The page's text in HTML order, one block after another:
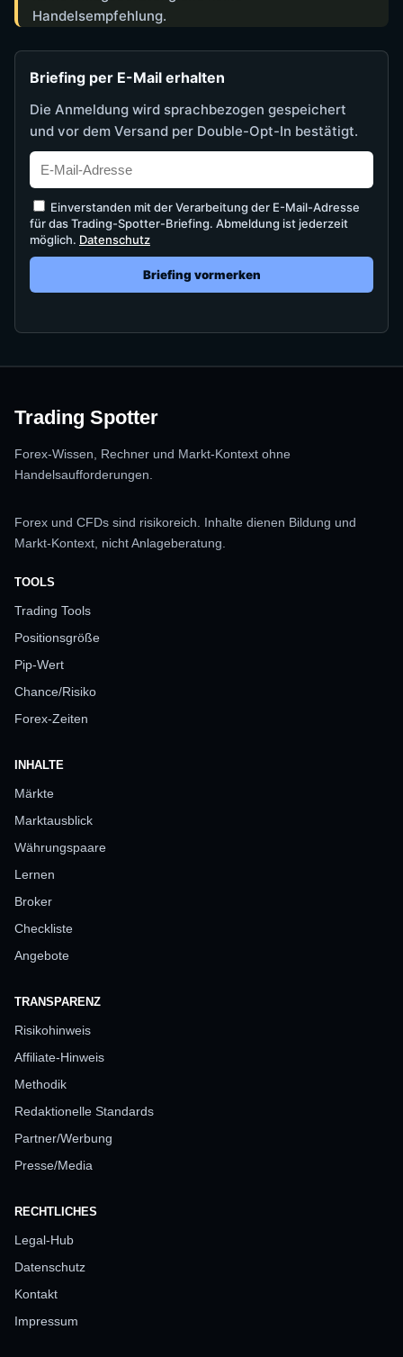
Handelsempfehlung.
Briefing per E-Mail erhalten
Die Anmeldung wird sprachbezogen gespeichert
und vor dem Versand per Double-Opt-In bestätigt.
Einverstanden mit der Verarbeitung der E-Mail-Adresse
für das Trading-Spotter-Briefing. Abmeldung ist jederzeit
möglich. Datenschutz
Briefing vormerken
Trading Spotter
Forex-Wissen, Rechner und Markt-Kontext ohne
Handelsaufforderungen.
Forex und CFDs sind risikoreich. Inhalte dienen Bildung und
Markt-Kontext, nicht Anlageberatung.
TOOLS
Trading Tools
Positionsgröße
Pip-Wert
Chance/Risiko
Forex-Zeiten
INHALTE
Märkte
Marktausblick
Währungspaare
Lernen
Broker
Checkliste
Angebote
TRANSPARENZ
Risikohinweis
Affiliate-Hinweis
Methodik
Redaktionelle Standards
Partner/Werbung
Presse/Media
RECHTLICHES
Legal-Hub
Datenschutz
Kontakt
Impressum